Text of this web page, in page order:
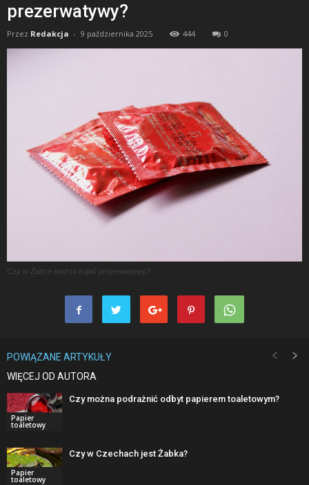
prezerwatywy?
Przez Redakcja - 9 października 2025 444 0
Czy w Żabce można kupić prezerwatywy?
POWIĄZANE ARTYKUŁY
WIĘCEJ OD AUTORA
Papier
toaletowy
Czy można podrażnić odbyt papierem toaletowym?
Papier
toaletowy
Czy w Czechach jest Żabka?